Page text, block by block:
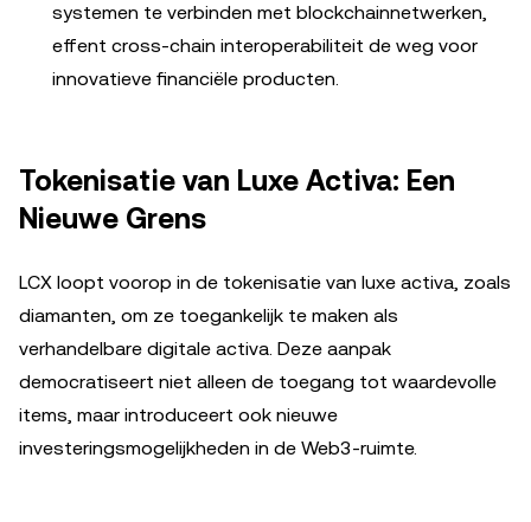
systemen te verbinden met blockchainnetwerken,
effent cross-chain interoperabiliteit de weg voor
innovatieve financiële producten.
Tokenisatie van Luxe Activa: Een
Nieuwe Grens
LCX loopt voorop in de tokenisatie van luxe activa, zoals
diamanten, om ze toegankelijk te maken als
verhandelbare digitale activa. Deze aanpak
democratiseert niet alleen de toegang tot waardevolle
items, maar introduceert ook nieuwe
investeringsmogelijkheden in de Web3-ruimte.